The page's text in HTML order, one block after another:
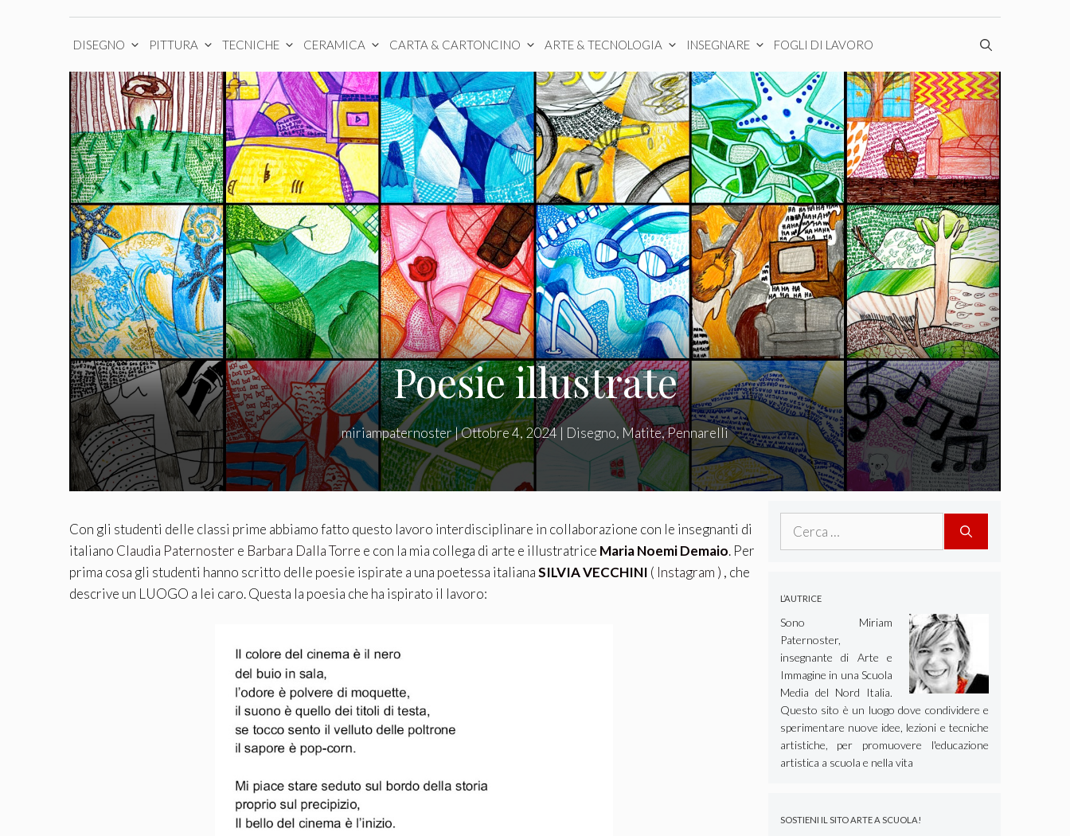
DISEGNO PITTURA TECNICHE CERAMICA CARTA & CARTONCINO ARTE & TECNOLOGIA INSEGNARE FOGLI DI LAVORO
Poesie illustrate
miriampaternoster|Ottobre 4, 2024| Disegno, Matite,Pennarelli
Con gli studenti delle classi prime abbiamo fatto questo lavoro interdisciplinare in collaborazione con le insegnanti di
italiano Claudia Paternoster e Barbara Dalla Torre e con la mia collega di arte e illustratrice Maria Noemi Demaio. Per
prima cosa gli studenti hanno scritto delle poesie ispirate a una poetessa italianaSILVIA VECCHINI ( Instagram ) , che
descrive un LUOGO a lei caro. Questa la poesia che ha ispirato il lavoro:
per:
L’AUTRICE
Sono Miriam
Paternoster,
insegnante di Arte e
Immagine in una Scuola
Media del Nord Italia.
Questo sito è un luogo dove condividere e
sperimentare nuove idee, lezioni e tecniche
artistiche, per promuovere l'educazione
artistica a scuola e nella vita
SOSTIENI IL SITO ARTE A SCUOLA!